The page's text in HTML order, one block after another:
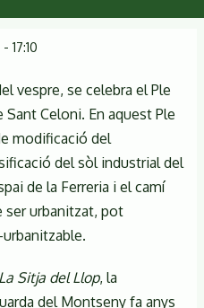
17:10
vespre, se celebra el Ple
Celoni. En aquest Ple
modificació del
del sòl industrial del
de la Ferreria i el camí
ser urbanitzat, pot
La Sitja del Llop, la
del Montseny fa anys